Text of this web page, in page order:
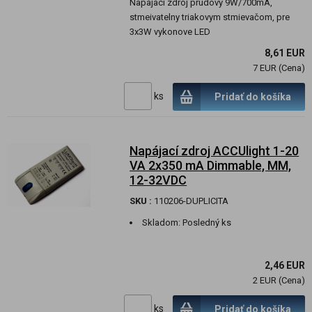
Napajaci zdroj prudovy 9W/700mA,
stmeivatelny triakovym stmievačom, pre
3x3W vykonove LED
8,61 EUR
7 EUR (Cena)
ks Pridať do košíka
Napájací zdroj ACCUlight 1-20
VA 2x350 mA Dimmable, MM,
12-32VDC
SKU : 110206-DUPLICITA
Skladom:Posledný ks
2,46 EUR
2 EUR (Cena)
ks Pridať do košíka